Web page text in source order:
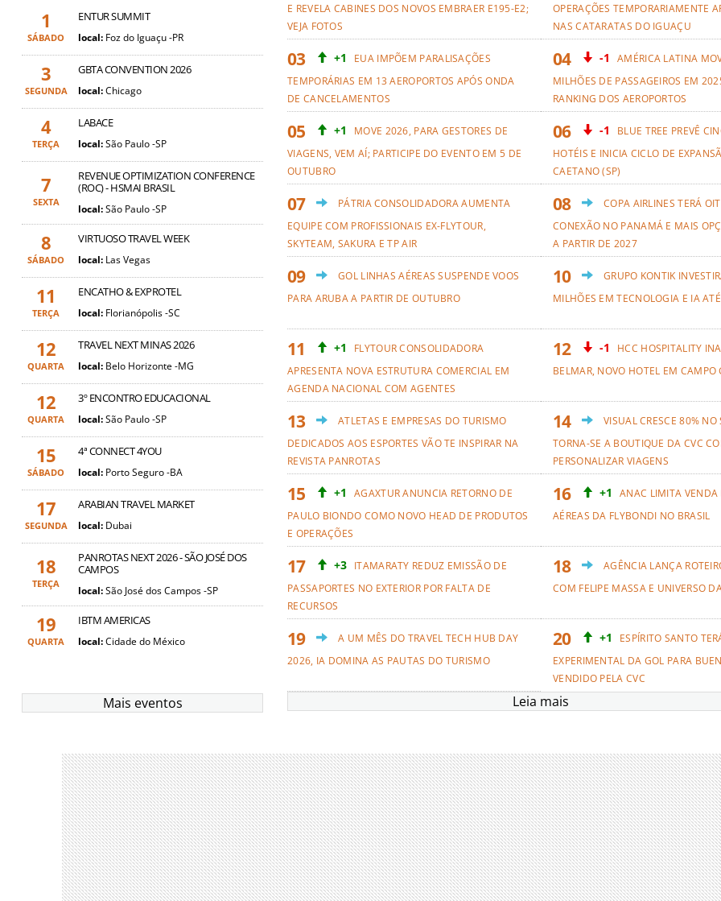
1
SÁBADO
ENTUR SUMMIT
local: Foz do Iguaçu -PR
3
SEGUNDA
GBTA CONVENTION 2026
local:Chicago
4
TERÇA
LABACE
local:São Paulo -SP
7
SEXTA
REVENUE OPTIMIZATION CONFERENCE
(ROC) - HSMAI BRASIL
local:São Paulo -SP
8
SÁBADO
VIRTUOSO TRAVEL WEEK
local: Las Vegas
11
TERÇA
ENCATHO & EXPROTEL
local: Florianópolis -SC
12
QUARTA
TRAVEL NEXT MINAS 2026
local: Belo Horizonte -MG
12
QUARTA
3º ENCONTRO EDUCACIONAL
local:São Paulo -SP
15
SÁBADO
4ª CONNECT 4YOU
local: Porto Seguro -BA
17
SEGUNDA
ARABIAN TRAVEL MARKET
local: Dubai
18
TERÇA
PANROTAS NEXT 2026 - SÃO JOSÉ DOS
CAMPOS
local:São José dos Campos -SP
19
QUARTA
IBTM AMERICAS
local:Cidade do México
Mais eventos
E REVELA CABINES DOS NOVOS EMBRAER E195-E2;
VEJA FOTOS
OPERAÇÕES TEMPORARIAMENTE
NAS CATARATAS DO IGUAÇU
+1
EUA IMPÕEM PARALISAÇÕES
TEMPORÁRIAS EM 13 AEROPORTOS APÓS ONDA
DE CANCELAMENTOS
-1
AMÉRICA LATINA
MILHÕES DE PASSAGEIROS EM
RANKING DOS AEROPORTOS
+1
MOVE 2026, PARA GESTORES DE
VIAGENS, VEM AÍ; PARTICIPE DO EVENTO EM 5 DE
OUTUBRO
-1
BLUE TREE PREVÊ
HOTÉIS E INICIA CICLO DE
CAETANO (SP)
PÁTRIA CONSOLIDADORA AUMENTA
EQUIPE COM PROFISSIONAIS EX-FLYTOUR,
SKYTEAM, SAKURA E TP AIR
COPA AIRLINES TERÁ
CONEXÃO NO PANAMÁ E MAIS
A PARTIR DE 2027
GOL LINHAS AÉREAS SUSPENDE VOOS
PARA ARUBA A PARTIR DE OUTUBRO
GRUPO KONTIK
MILHÕES EM TECNOLOGIA E IA
+1
FLYTOUR CONSOLIDADORA
APRESENTA NOVA ESTRUTURA COMERCIAL EM
AGENDA NACIONAL COM AGENTES
-1
HCC HOSPITALITY
BELMAR, NOVO HOTEL EM CAMPO
ATLETAS E EMPRESAS DO TURISMO
DEDICADOS AOS ESPORTES VÃO TE INSPIRAR NA
REVISTA PANROTAS
VISUAL CRESCE 80% NO
TORNA-SE A BOUTIQUE DA CVC
PERSONALIZAR VIAGENS
+1
AGAXTUR ANUNCIA RETORNO DE
PAULO BIONDO COMO NOVO HEAD DE PRODUTOS
E OPERAÇÕES
+1
ANAC LIMITA VENDA
AÉREAS DA FLYBONDI NO BRASIL
+3 ITAMARATY REDUZ EMISSÃO DE
PASSAPORTES NO EXTERIOR POR FALTA DE
RECURSOS
AGÊNCIA LANÇA
COM FELIPE MASSA E UNIVERSO
A UM MÊS DO TRAVEL TECH HUB DAY
2026, IA DOMINA AS PAUTAS DO TURISMO
+1
ESPÍRITO SANTO
EXPERIMENTAL DA GOL PARA
VENDIDO PELA CVC
Leia mais